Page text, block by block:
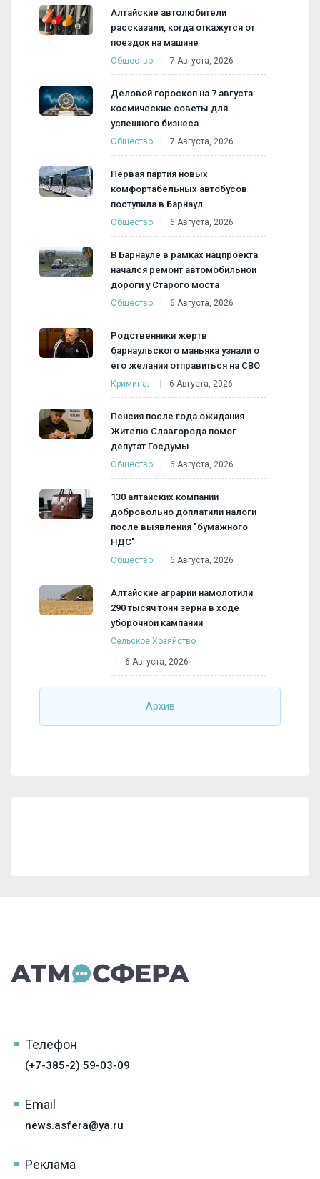
Алтайские автолюбители
рассказали, когда откажутся от
поездок на машине
Общество 7 Августа, 2026
Деловой гороскоп на 7 августа:
космические советы для
успешного бизнеса
Общество 7 Августа, 2026
Первая партия новых
комфортабельных автобусов
поступила в Барнаул
Общество 6 Августа, 2026
В Барнауле в рамках нацпроекта
начался ремонт автомобильной
дороги у Старого моста
Общество 6 Августа, 2026
Родственники жертв
барнаульского маньяка узнали о
его желании отправиться на СВО
Криминал 6 Августа, 2026
Пенсия после года ожидания.
Жителю Славгорода помог
депутат Госдумы
Общество 6 Августа, 2026
130 алтайских компаний
добровольно доплатили налоги
после выявления "бумажного
НДС"
Общество 6 Августа, 2026
Алтайские аграрии намолотили
290 тысяч тонн зерна в ходе
уборочной кампании
Сельское Хозяйство
6 Августа, 2026
Архив
Телефон
(+7-385-2) 59-03-09
Email
news.asfera@ya.ru
Реклама